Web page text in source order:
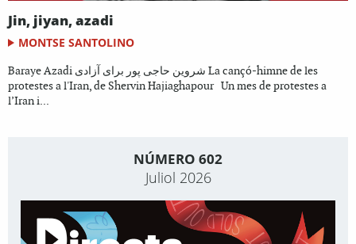
Jin, jiyan, azadi
MONTSE SANTOLINO
Baraye Azadi شروین حاجی پور برای آزادی La cançó-himne de les
protestes a l'Iran, de Shervin Hajiaghapour Un mes de protestes a
l’Iran i...
NÚMERO 602
Juliol 2026